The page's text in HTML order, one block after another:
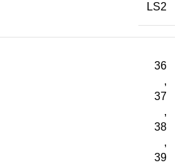
LS2
36
,
37
,
38
,
39